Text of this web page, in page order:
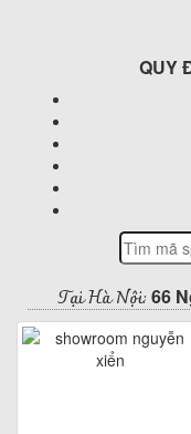
QUY
Tại Hà Nội: 66